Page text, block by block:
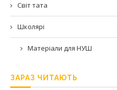
Світ тата
Школярі
Матеріали для НУШ
ЗАРАЗ ЧИТАЮТЬ